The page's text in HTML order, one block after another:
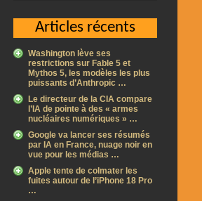
Articles récents
Washington lève ses
restrictions sur Fable 5 et
Mythos 5, les modèles les plus
puissants d’Anthropic …
Le directeur de la CIA compare
l’IA de pointe à des « armes
nucléaires numériques » …
Google va lancer ses résumés
par IA en France, nuage noir en
vue pour les médias …
Apple tente de colmater les
fuites autour de l’iPhone 18 Pro
…